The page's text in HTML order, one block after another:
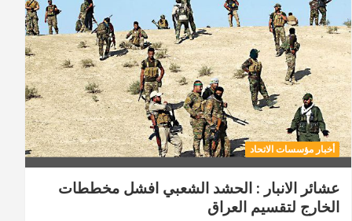
أخبار مؤسسات الاتحاد
عشائر الانبار : الحشد الشعبي افشل مخططات
الخارج لتقسيم العراق